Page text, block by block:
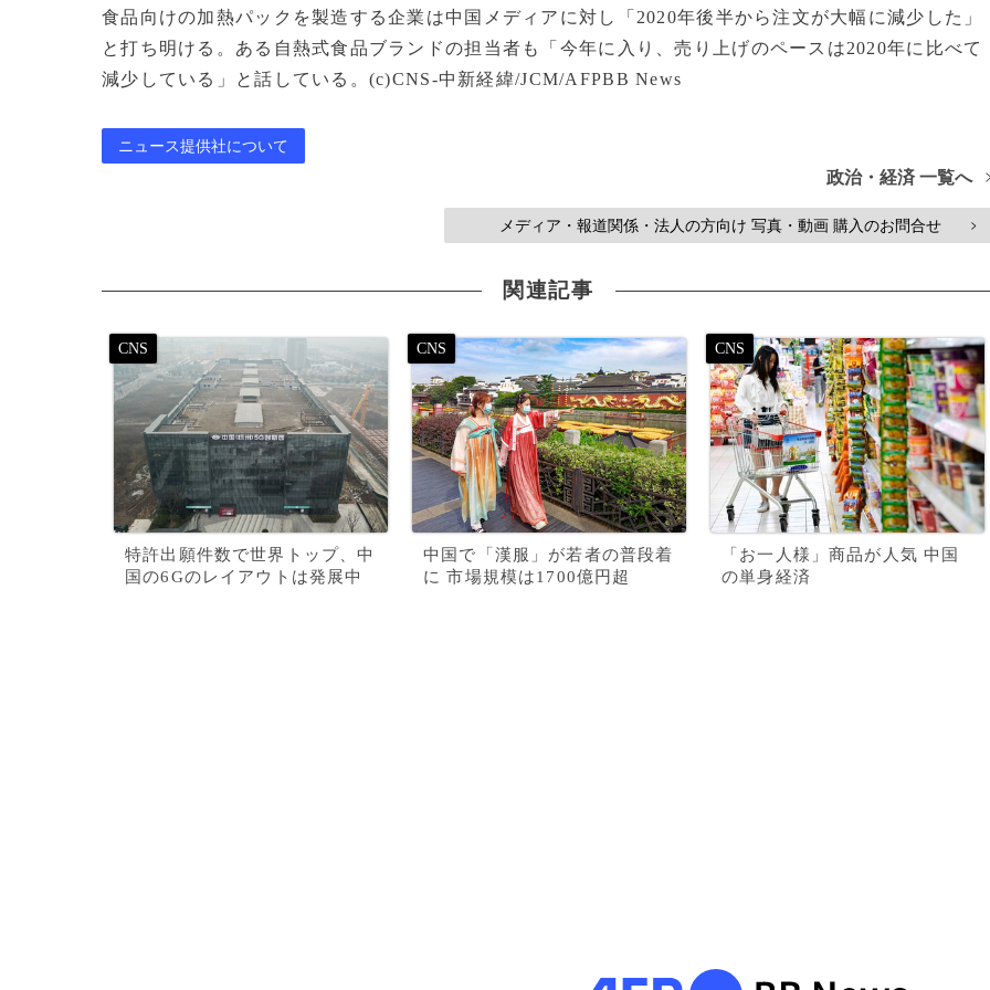
食品向けの加熱パックを製造する企業は中国メディアに対し「2020年後半から注文が大幅に減少した」
と打ち明ける。ある自熱式食品ブランドの担当者も「今年に入り、売り上げのペースは2020年に比べて
減少している」と話している。(c)CNS-中新経緯/JCM/AFPBB News
ニュース提供社について
政治・経済 一覧へ
メディア・報道関係・法人の方向け 写真・動画 購入のお問合せ >
関連記事
特許出願件数で世界トップ、中
国の6Gのレイアウトは発展中
中国で「漢服」が若者の普段着
に 市場規模は1700億円超
「お一人様」商品が人気 中国
の単身経済